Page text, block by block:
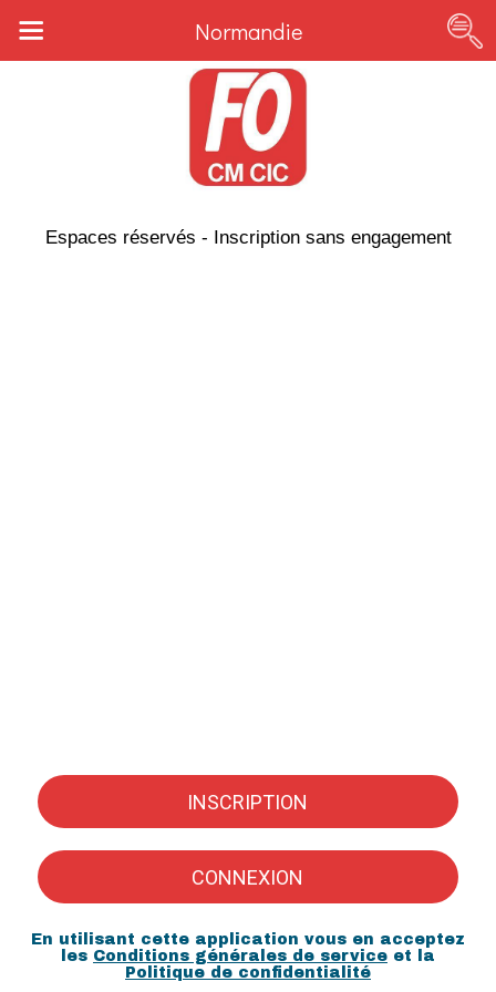
Normandie
Espaces réservés - Inscription sans engagement
INSCRIPTION
CONNEXION
En utilisant cette application vous en acceptez
les Conditions générales de service et la
Politique de confidentialité